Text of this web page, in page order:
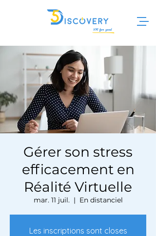
Gérer son stress
efficacement en
Réalité Virtuelle
mar. 11 juil.
  |
En distanciel
Les inscriptions sont closes